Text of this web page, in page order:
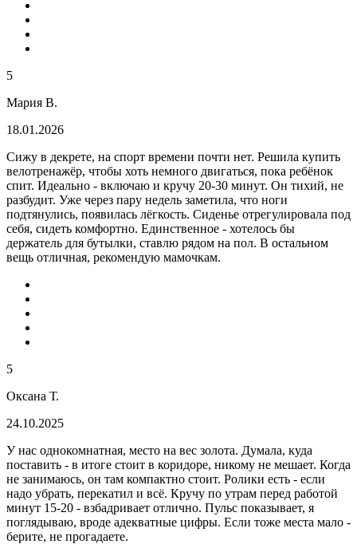
5
Мария В.
18.01.2026
Сижу в декрете, на спорт времени почти нет. Решила купить
велотренажёр, чтобы хоть немного двигаться, пока ребёнок
спит. Идеально - включаю и кручу 20-30 минут. Он тихий, не
разбудит. Уже через пару недель заметила, что ноги
подтянулись, появилась лёгкость. Сиденье отрегулировала под
себя, сидеть комфортно. Единственное - хотелось бы
держатель для бутылки, ставлю рядом на пол. В остальном
вещь отличная, рекомендую мамочкам.
5
Оксана Т.
24.10.2025
У нас однокомнатная, место на вес золота. Думала, куда
поставить - в итоге стоит в коридоре, никому не мешает. Когда
не занимаюсь, он там компактно стоит. Ролики есть - если
надо убрать, перекатил и всё. Кручу по утрам перед работой
минут 15-20 - взбадривает отлично. Пульс показывает, я
поглядываю, вроде адекватные цифры. Если тоже места мало -
берите, не прогадаете.